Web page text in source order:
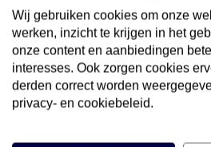
Wij gebruiken cookies om onze
werken, inzicht te krijgen in het
onze content en aanbiedingen
interesses. Ook zorgen cookies
derden correct worden
privacy- en cookiebeleid.